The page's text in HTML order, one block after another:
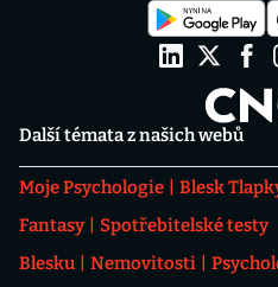
Další témata z našich webů
Moje Psychologie Blesk
Fantasy
Spotřebitelské testy
Blesku
Nemovitosti